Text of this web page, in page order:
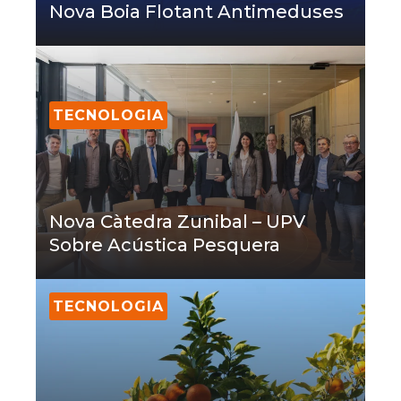
Nova Boia Flotant Antimeduses
TECNOLOGIA
Nova Càtedra Zunibal – UPV
Sobre Acústica Pesquera
TECNOLOGIA